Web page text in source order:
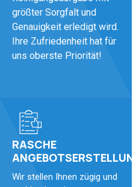
größter Sorgfalt und
Genauigkeit erledigt wird.
Ihre Zufriedenheit hat für
uns oberste Priorität!
RASCHE
ANGEBOTSERSTELLUNG
Wir stellen Ihnen zügig und